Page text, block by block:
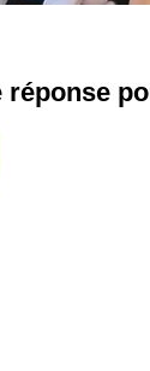
réponse